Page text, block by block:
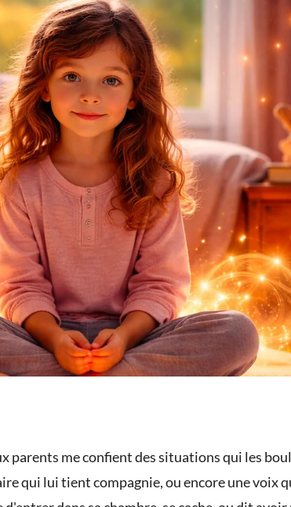
parents me confient des situations qui les
qui lui tient compagnie, ou encore une voix